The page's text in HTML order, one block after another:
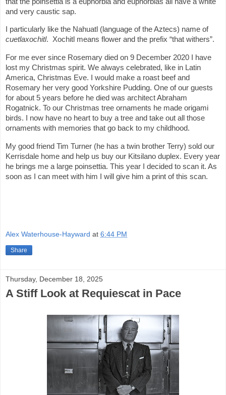
and very caustic sap.
I particularly like the Nahuatl (language of the Aztecs) name of
cuetlaxochitl. Xochitl means flower and the prefix “that withers”.
For me ever since Rosemary died on 9 December 2020 I have
lost my Christmas spirit. We always celebrated, like in Latin
America, Christmas Eve. I would make a roast beef and
Rosemary her very good Yorkshire Pudding. One of our guests
for about 5 years before he died was architect Abraham
Rogatnick. To our Christmas tree ornaments he made origami
birds. I now have no heart to buy a tree and take out all those
ornaments with memories that go back to my childhood.
My good friend Tim Turner (he has a twin brother Terry) sold our
Kerrisdale home and help us buy our Kitsilano duplex. Every year
he brings me a large poinsettia. This year I decided to scan it. As
soon as I can meet with him I will give him a print of this scan.
Alex Waterhouse-Hayward at 6:44 PM
Share
Thursday, December 18, 2025
A Stiff Look at Requiescat in Pace